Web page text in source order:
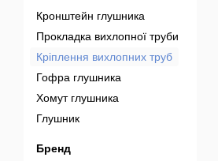
Кронштейн глушника
Прокладка вихлопної труби
Кріплення вихлопних труб
Гофра глушника
Хомут глушника
Глушник
Бренд